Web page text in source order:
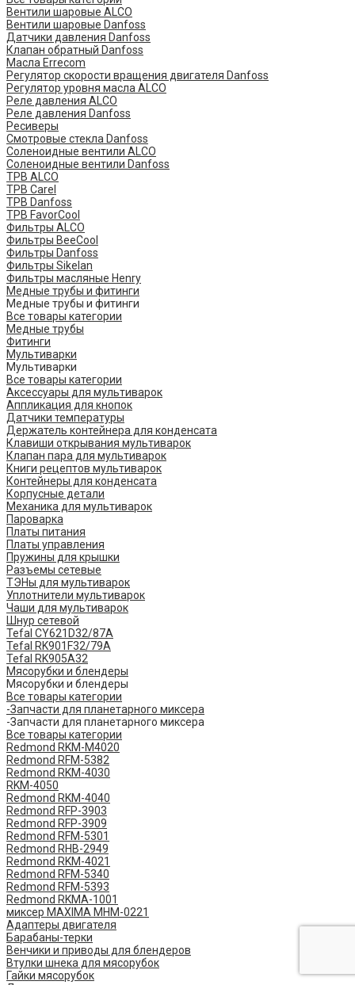
Вентили шаровые ALCO
Вентили шаровые Danfoss
Датчики давления Danfoss
Клапан обратный Danfoss
Масла Errecom
Регулятор скорости вращения двигателя Danfoss
Регулятор уровня масла ALCO
Реле давления ALCO
Реле давления Danfoss
Ресиверы
Смотровые стекла Danfoss
Соленоидные вентили ALCO
Соленоидные вентили Danfoss
ТРВ ALCO
ТРВ Carel
ТРВ Danfoss
ТРВ FavorCool
Фильтры ALCO
Фильтры BeeCool
Фильтры Danfoss
Фильтры Sikelan
Фильтры масляные Henry
Медные трубы и фитинги
Медные трубы и фитинги
Все товары категории
Медные трубы
Фитинги
Мультиварки
Мультиварки
Все товары категории
Аксессуары для мультиварок
Аппликация для кнопок
Датчики температуры
Держатель контейнера для конденсата
Клавиши открывания мультиварок
Клапан пара для мультиварок
Книги рецептов мультиварок
Контейнеры для конденсата
Корпусные детали
Механика для мультиварок
Пароварка
Платы питания
Платы управления
Пружины для крышки
Разъемы сетевые
ТЭНы для мультиварок
Уплотнители мультиварок
Чаши для мультиварок
Шнур сетевой
Tefal CY621D32/87A
Tefal RK901F32/79A
Tefal RK905A32
Мясорубки и блендеры
Мясорубки и блендеры
Все товары категории
-Запчасти для планетарного миксера
-Запчасти для планетарного миксера
Все товары категории
Redmond RKM-M4020
Redmond RFM-5382
Redmond RKM-4030
RKM-4050
Redmond RKM-4040
Redmond RFP-3903
Redmond RFP-3909
Redmond RFM-5301
Redmond RHB-2949
Redmond RKM-4021
Redmond RFM-5340
Redmond RFM-5393
Redmond RKMA-1001
миксер MAXIMA MHM-0221
Адаптеры двигателя
Барабаны-терки
Венчики и приводы для блендеров
Втулки шнека для мясорубок
Гайки мясорубок